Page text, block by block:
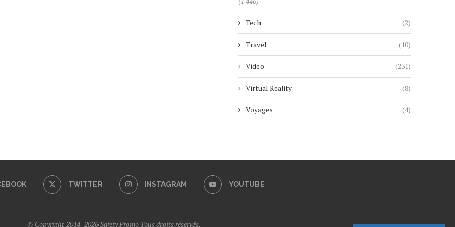
Tech (2)
Travel (10)
Video (231)
Virtual Reality (8)
Voyages (4)
TWITTER INSTAGRAM YOUTUBE
© Copyright 2014- 2026 Safety Promo Tous droits réservés.